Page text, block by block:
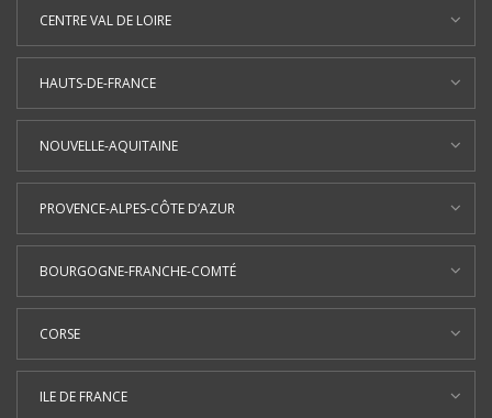
CENTRE VAL DE LOIRE
HAUTS-DE-FRANCE
NOUVELLE-AQUITAINE
PROVENCE-ALPES-CÔTE D’AZUR
BOURGOGNE-FRANCHE-COMTÉ
CORSE
ILE DE FRANCE